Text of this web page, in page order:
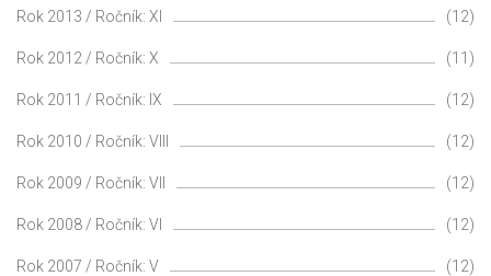
Rok 2013 / Ročník: XI (12)
Rok 2012 / Ročník: X (11)
Rok 2011 / Ročník: IX (12)
Rok 2010 / Ročník: VIII (12)
Rok 2009 / Ročník: VII (12)
Rok 2008 / Ročník: VI (12)
Rok 2007 / Ročník: V (12)